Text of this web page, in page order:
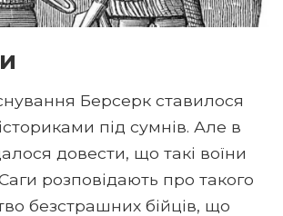
Берсерк ставилося
під сумнів. Але в
довести, що такі воїни
розповідають про такого
безстрашних бійців, що